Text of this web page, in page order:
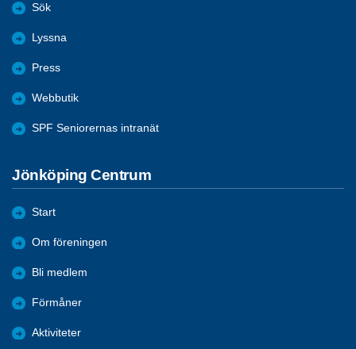
Sök
Lyssna
Press
Webbutik
SPF Seniorernas intranät
Jönköping Centrum
Start
Om föreningen
Bli medlem
Förmåner
Aktiviteter